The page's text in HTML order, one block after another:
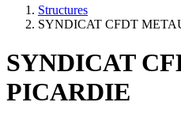
Structures
SYNDICAT CFDT
SYNDICAT
PICARDIE